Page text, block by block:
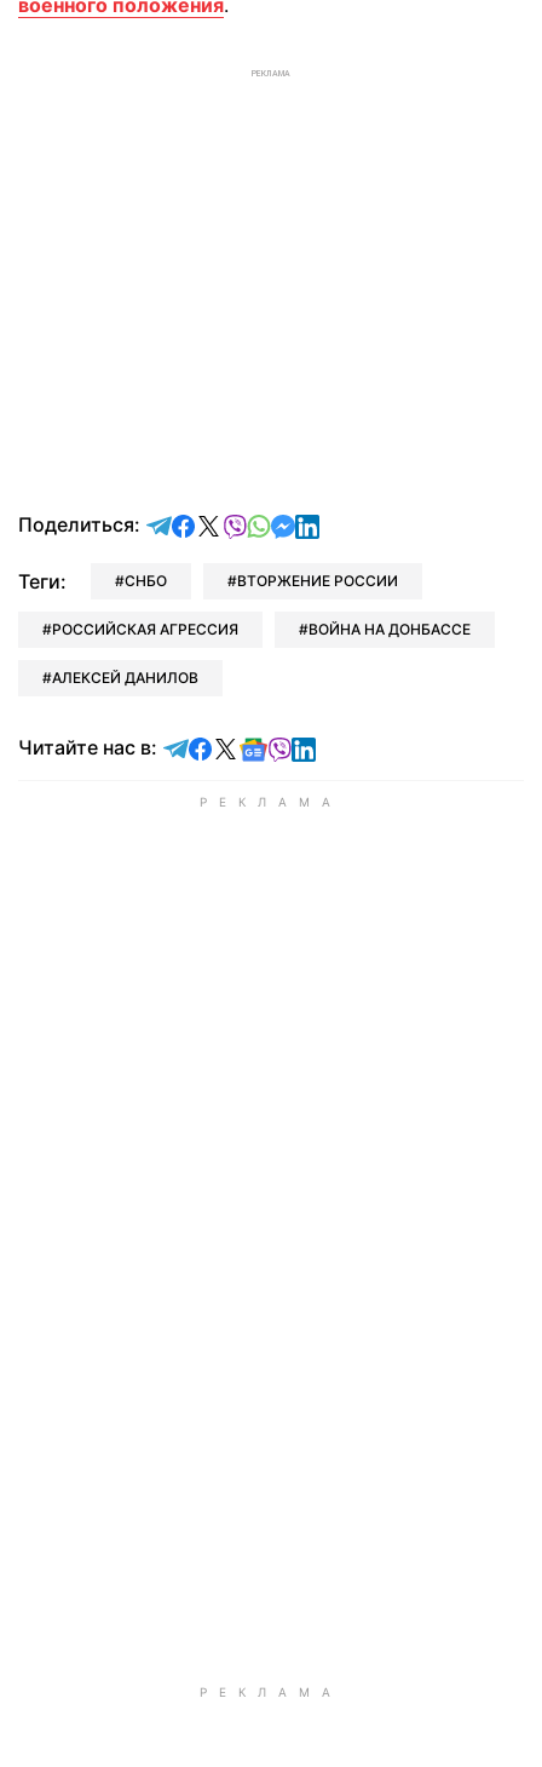
военного положения.
РЕКЛАМА
Поделиться: отправить в Telegram
поделиться в Facebook
поделиться в X
отправить в Viber
отправить в Whatsapp
отправить в Messenger
отправить в LinkedIn
Теги: СНБО ВТОРЖЕНИЕ РОССИИ
РОССИЙСКАЯ АГРЕССИЯ ВОЙНА НА ДОНБАССЕ
АЛЕКСЕЙ ДАНИЛОВ
Читайте нас в: Читайте в Telegram
Читайте в Facebook
Читайте в X
Читайте в Google news
Читайте в Viber
Читайте в LinkedIn